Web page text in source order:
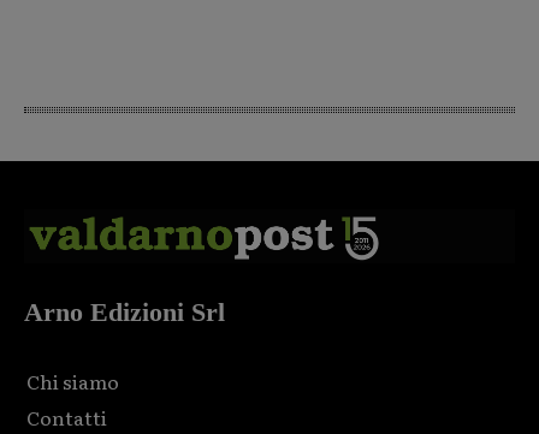
Arno Edizioni Srl
Chi siamo
Contatti